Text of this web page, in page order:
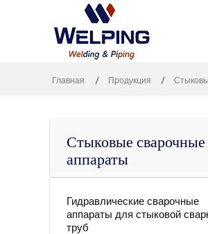
Главная Продукция
Стыковые сварочные
аппараты
Гидравлические сварочные
аппараты для стыковой
труб